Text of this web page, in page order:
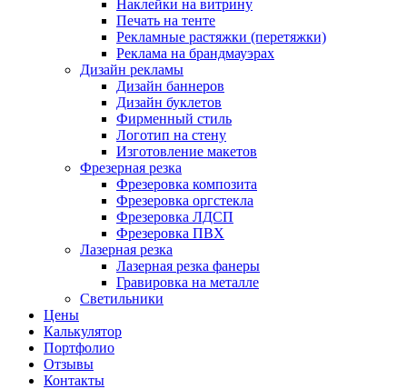
Наклейки на витрину
Печать на тенте
Рекламные растяжки (перетяжки)
Реклама на брандмауэрах
Дизайн рекламы
Дизайн баннеров
Дизайн буклетов
Фирменный стиль
Логотип на стену
Изготовление макетов
Фрезерная резка
Фрезеровка композита
Фрезеровка оргстекла
Фрезеровка ЛДСП
Фрезеровка ПВХ
Лазерная резка
Лазерная резка фанеры
Гравировка на металле
Светильники
Цены
Калькулятор
Портфолио
Отзывы
Контакты